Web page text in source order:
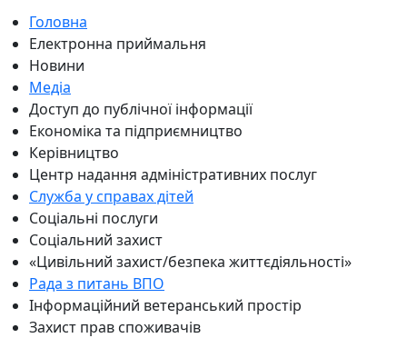
Головна
Електронна приймальня
Новини
Медіа
Доступ до публічної інформації
Економіка та підприємництво
Керівництво
Центр надання адміністративних послуг
Служба у справах дітей
Соціальні послуги
Соціальний захист
«Цивільний захист/безпека життєдіяльності»
Рада з питань ВПО
Інформаційний ветеранський простір
Захист прав споживачів